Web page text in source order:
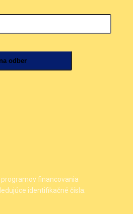
programov financovania
identifikačné čísla: